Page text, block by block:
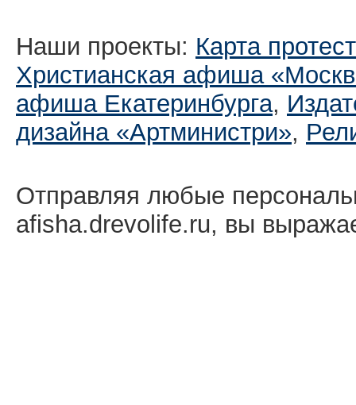
Наши проекты: Карта
Христианская афиша
афиша Екатеринбургa,
дизайна «Артминистри»,
Отправляя любые
afisha.drevolife.ru, вы